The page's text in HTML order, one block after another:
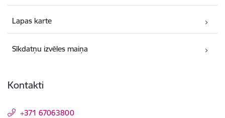
Lapas karte
Sīkdatņu izvēles maiņa
Kontakti
+371 67063800